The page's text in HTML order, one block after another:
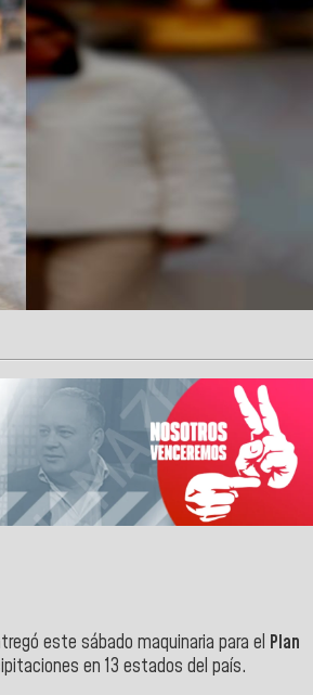
este sábado maquinaria para el Plan
en 13 estados del país.